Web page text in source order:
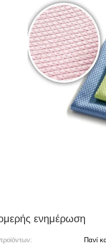
ενημέρωση
Πανί